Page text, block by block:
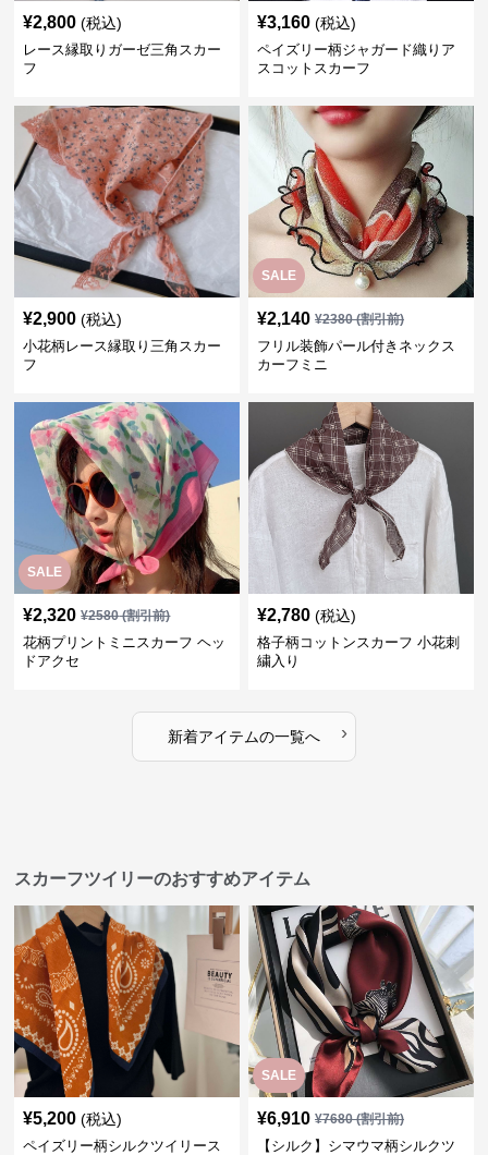
¥2,800 (税込)
レース縁取りガーゼ三角スカー
フ
¥3,160 (税込)
ペイズリー柄ジャガード織りア
スコットスカーフ
¥2,900 (税込)
小花柄レース縁取り三角スカー
フ
SALE
¥2,140 ¥2380(割引前)
フリル装飾パール付きネックス
カーフミニ
SALE
¥2,320 ¥2580(割引前)
花柄プリントミニスカーフ ヘッ
ドアクセ
¥2,780 (税込)
格子柄コットンスカーフ 小花刺
繍入り
新着アイテムの一覧へ ›
スカーフツイリーのおすすめアイテム
¥5,200 (税込)
ペイズリー柄シルクツイリース
SALE
¥6,910 ¥7680(割引前)
【シルク】シマウマ柄シルクツ